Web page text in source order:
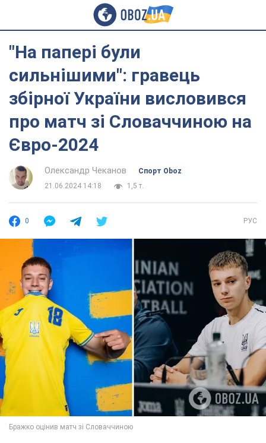
"На папері були
сильнішими": гравець
збірної України висловився
про матч зі Словаччиною на
Євро-2024
Олександр Чеканов
Спорт Oboz
21.06.2024 14:18
1,5 т.
0 РУС